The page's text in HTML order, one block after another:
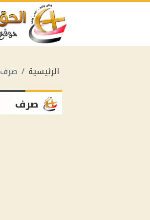
الرئيسية صرف
صرف